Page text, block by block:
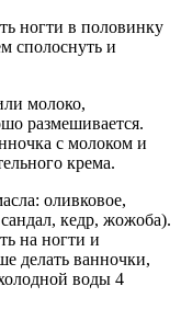
ногти в половинку
сполоснуть и
молоко,
размешивается.
с молоком и
крема.
оливковое,
кедр, жожоба).
на ногти и
делать ванночки,
воды 4